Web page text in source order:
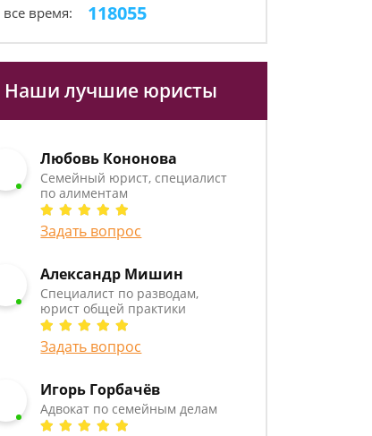
все время: 118055
Наши лучшие юристы
Любовь Кононова
Семейный юрист, специалист
по алиментам
Задать вопрос
Александр Мишин
Специалист по разводам,
юрист общей практики
Задать вопрос
Игорь Горбачёв
Адвокат по семейным делам